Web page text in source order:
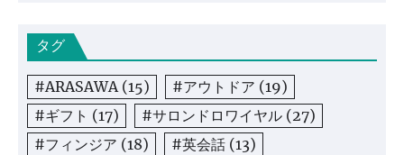
タグ
#ARASAWA(15) #アウトドア (19)
#ギフト (17) #サロンドロワイヤル (27)
#フィンジア (18) #英会話 (13)